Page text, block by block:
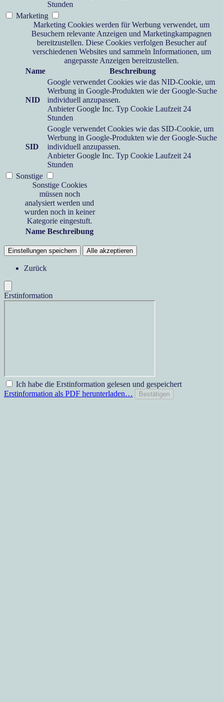
Stunden
Marketing
Marketing Cookies werden für Werbung verwendet, um
Besuchern relevante Anzeigen und Marketingkampagnen
bereitzustellen. Diese Cookies verfolgen Besucher auf
verschiedenen Websites und sammeln Informationen, um
angepasste Anzeigen bereitzustellen.
Name
Beschreibung
NID
Google verwendet Cookies wie das NID-Cookie, um
Werbung in Google-Produkten wie der Google-Suche
individuell anzupassen.
Anbieter Google Inc. Typ Cookie Laufzeit 24
Stunden
SID
Google verwendet Cookies wie das SID-Cookie, um
Werbung in Google-Produkten wie der Google-Suche
individuell anzupassen.
Anbieter Google Inc. Typ Cookie Laufzeit 24
Stunden
Sonstige
Sonstige Cookies
müssen noch
analysiert werden und
wurden noch in keiner
Kategorie eingestuft.
Name Beschreibung
Einstellungen speichern Alle akzeptieren
Zurück
Erstinformation
Ich habe die Erstinformation gelesen und gespeichert
Erstinformation als PDF herunterladen…
Bestätigen